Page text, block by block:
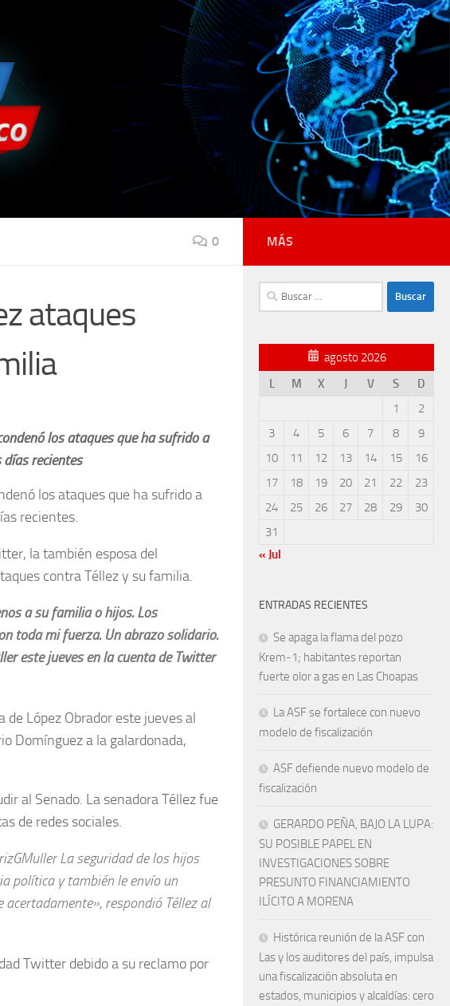
0
ataques
los ataques que ha sufrido a
días recientes
los ataques que ha sufrido a
recientes.
la también esposa del
contra Téllez y su familia.
a su familia o hijos. Los
toda mi fuerza. Un abrazo solidario.
este jueves en la cuenta de Twitter
López Obrador este jueves al
Domínguez a la galardonada,
al Senado. La senadora Téllez fue
de redes sociales.
La seguridad de los hijos
política y también le envío un
respondió Téllez al
Twitter debido a su reclamo por
MÁS
Buscar:
agosto 2026
L
M X J V S
D
1
2
3
4 5 6 7 8
9
10
11 12 13 14 15
16
17
18 19 20 21 22
23
24
25 26 27 28 29
30
31
« Jul
ENTRADAS RECIENTES
Se apaga la flama del pozo
Krem-1; habitantes reportan
fuerte olor a gas en Las Choapas
La ASF se fortalece con nuevo
modelo de fiscalización
ASF defiende nuevo modelo de
fiscalización
GERARDO PEÑA, BAJO LA LUPA:
SU POSIBLE PAPEL EN
INVESTIGACIONES SOBRE
PRESUNTO FINANCIAMIENTO
ILÍCITO A MORENA
Histórica reunión de la ASF con
Las y los auditores del país, impulsa
una fiscalización absoluta en
estados, municipios y alcaldías: cero